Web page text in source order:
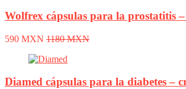
Wolfrex cápsulas para la prostatitis
590 MXN 1180 MXN
Diamed cápsulas para la diabetes –